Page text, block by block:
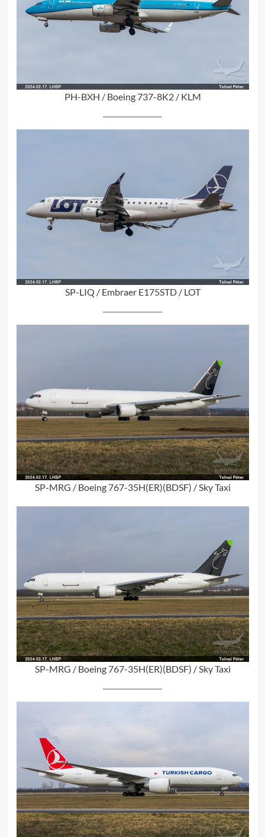
PH-BXH / Boeing 737-8K2 / KLM
SP-LIQ / Embraer E175STD / LOT
SP-MRG / Boeing 767-35H(ER)(BDSF) / Sky Taxi
SP-MRG / Boeing 767-35H(ER)(BDSF) / Sky Taxi